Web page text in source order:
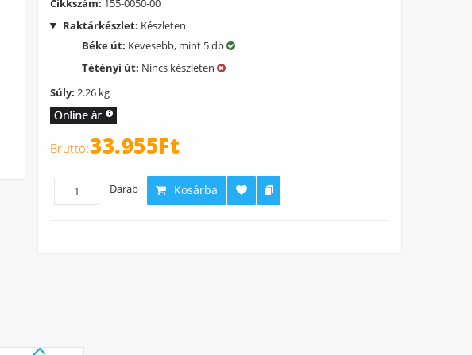
Cikkszám: 155-0050-00
Raktárkészlet: Készleten
Béke út: Kevesebb, mint 5 db
Tétényi út: Nincs készleten
Súly: 2.26 kg
33.955Ft
Darab Kosárba